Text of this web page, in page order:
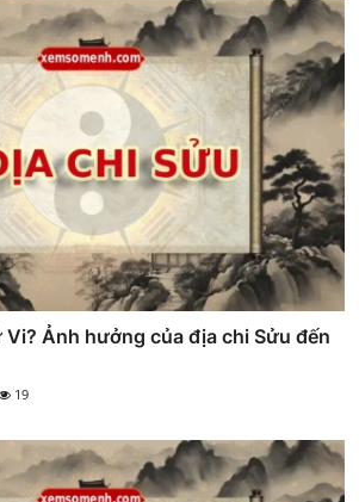
Ảnh hưởng của địa chi Sửu đến
19